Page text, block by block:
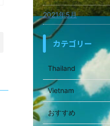
2021年5月
カテゴリー
Thailand
Vietnam
おすすめ